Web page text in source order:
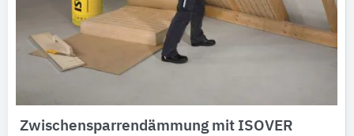
Zwischensparrendämmung mit ISOVER